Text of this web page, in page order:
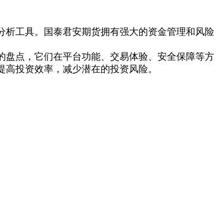
工具。国泰君安期货拥有强大的资金管理和风险
盘点，它们在平台功能、交易体验、安全保障等方
投资效率，减少潜在的投资风险。